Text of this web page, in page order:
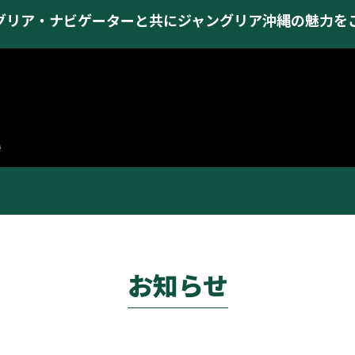
リア・ナビゲーターと共にジャングリア沖縄の魅力を
お知らせ